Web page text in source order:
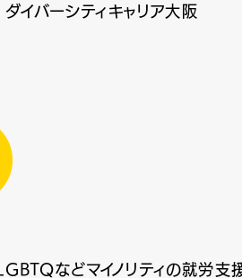
バーシティキャリア大阪
LGBTQなどマイノリティの就労